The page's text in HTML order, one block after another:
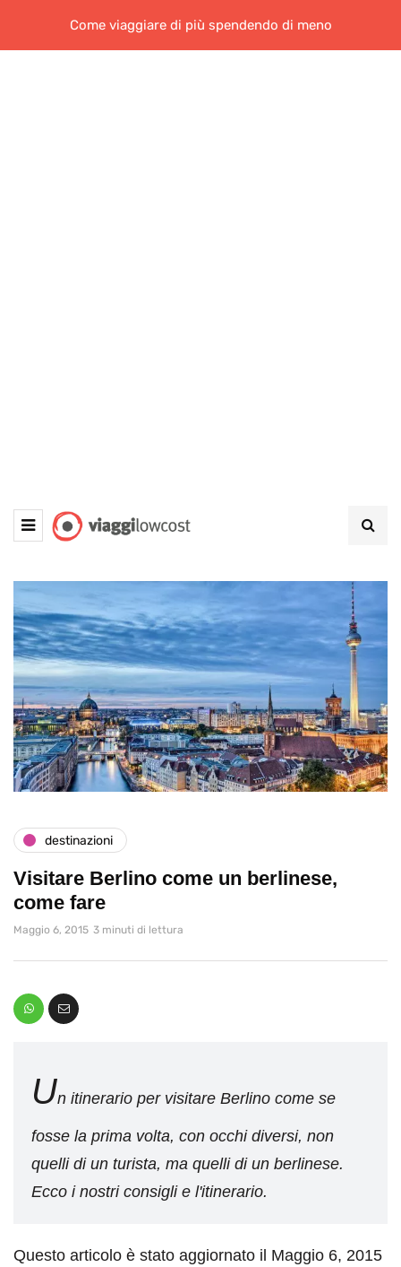
Come viaggiare di più spendendo di meno
destinazioni
Visitare Berlino come un berlinese,
come fare
Maggio 6, 2015 3 minuti di lettura
Un itinerario per visitare Berlino come se
fosse la prima volta, con occhi diversi, non
quelli di un turista, ma quelli di un berlinese.
Ecco i nostri consigli e l'itinerario.
Questo articolo è stato aggiornato il Maggio 6, 2015